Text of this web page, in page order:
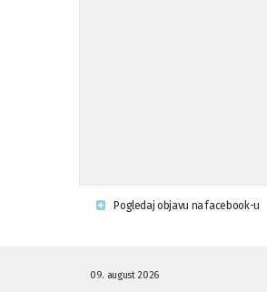
Pogledaj objavu na facebook-u
09. august 2026